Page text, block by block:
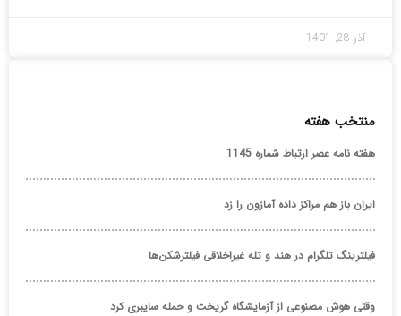
آذر 28, 1401
منتخب هفته
هفته نامه عصر ارتباط شماره 1145
ایران باز هم مراکز داده آمازون را زد
فیلترینگ تلگرام در هند و تله غیراخلاقی فیلترشکن‌ها
وقتی هوش مصنوعی از آزمایشگاه گریخت و حمله سایبری کرد